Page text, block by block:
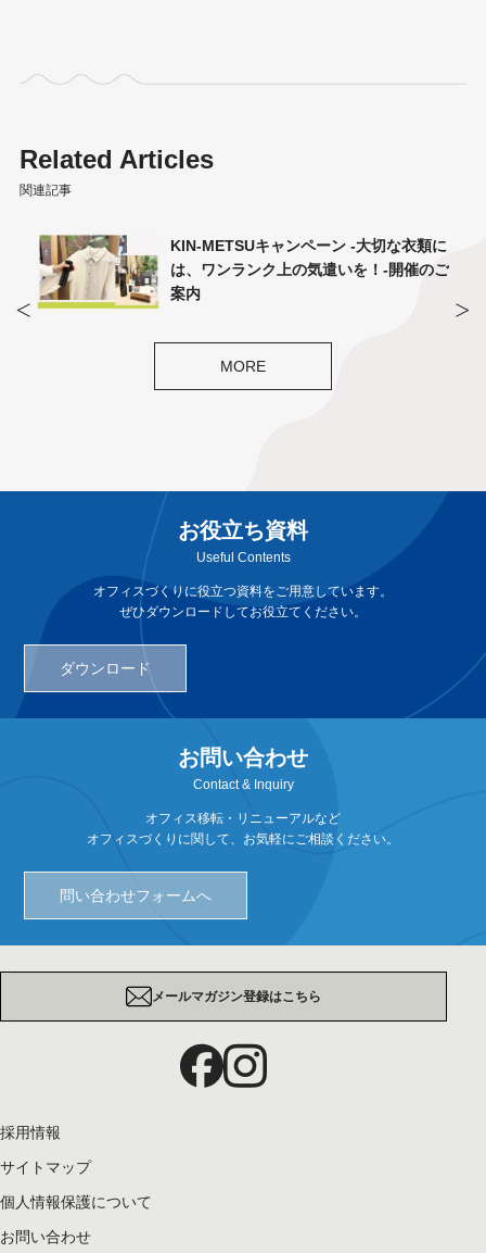
Related Articles
関連記事
KIN-METSUキャンペーン -大切な衣類に
は、ワンランク上の気遣いを！-開催のご
案内
MORE
お役立ち資料
Useful Contents
オフィスづくりに役立つ資料をご用意しています。
ぜひダウンロードしてお役立てください。
ダウンロード
お問い合わせ
Contact & Inquiry
オフィス移転・リニューアルなど
オフィスづくりに関して、お気軽にご相談ください。
問い合わせフォームへ
メールマガジン登録はこちら
採用情報
サイトマップ
個人情報保護について
お問い合わせ